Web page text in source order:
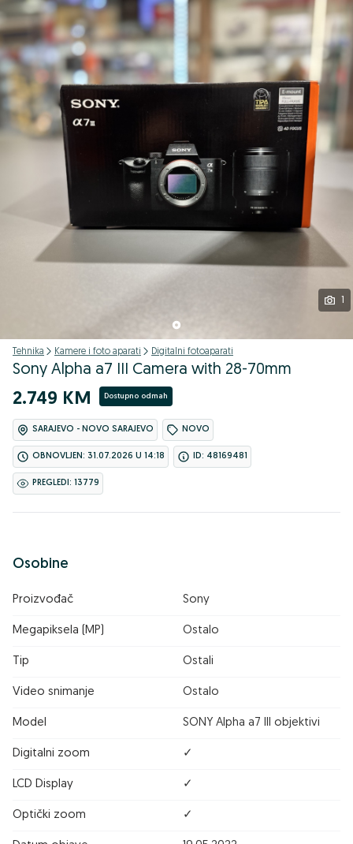
1
Tehnika Kamere i foto aparati Digitalni fotoaparati
Sony Alpha a7 III Camera with 28-70mm
2.749 KM Dostupno odmah
SARAJEVO - NOVO SARAJEVO NOVO
OBNOVLJEN: 31.07.2026 U 14:18 ID: 48169481
PREGLEDI: 13779
Osobine
Proizvođač Sony
Megapiksela (MP) Ostalo
Tip Ostali
Video snimanje Ostalo
Model SONY Alpha a7 III objektivi
Digitalni zoom ✓
LCD Display ✓
Optički zoom ✓